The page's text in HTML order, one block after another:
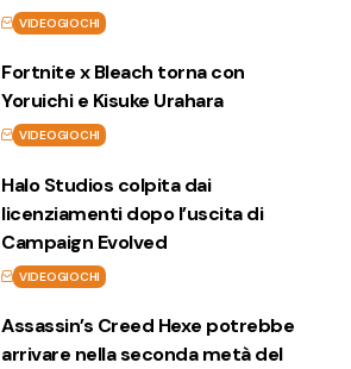
VIDEOGIOCHI
Fortnite x Bleach torna con
Yoruichi e Kisuke Urahara
VIDEOGIOCHI
Halo Studios colpita dai
licenziamenti dopo l’uscita di
Campaign Evolved
VIDEOGIOCHI
Assassin’s Creed Hexe potrebbe
arrivare nella seconda metà del